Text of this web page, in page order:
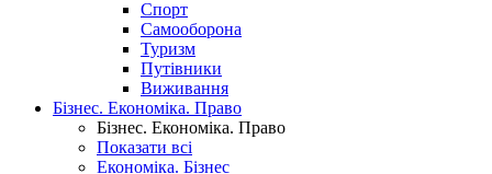
Спорт
Самооборона
Туризм
Путівники
Виживання
Бізнес. Економіка. Право
Бізнес. Економіка. Право
Показати всі
Економіка. Бізнес